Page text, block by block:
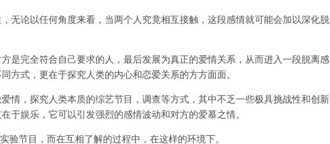
无论以任何角度来看，当两个人究竟相互接触，这段感情就可能会加以深化脱
是完全符合自己要求的人，最后发展为真正的爱情关系，从而进入一段脱离感
方式，更在于探究人类的内心和恋爱关系的方方面面。
情，探究人类本质的综艺节目，调查等方式，其中不乏一些极具挑战性和创新
于娱乐，它可以引发强烈的感情波动和对方的爱慕之情。
验节目，而在互相了解的过程中，在这样的环境下。